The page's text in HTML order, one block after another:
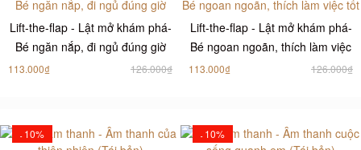
Lift-the-flap - Lật mở khám phá-
Bé ngăn nắp, đi ngủ đúng giờ
113.000₫ 126.000₫
Lift-the-flap - Lật mở khám phá-
Bé ngoan ngoãn, thích làm việc
113.000₫ 126.000₫
-10% -10%